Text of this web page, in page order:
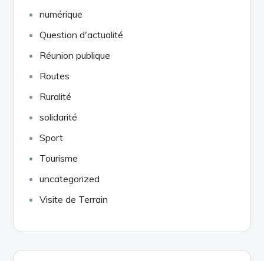
numérique
Question d'actualité
Réunion publique
Routes
Ruralité
solidarité
Sport
Tourisme
uncategorized
Visite de Terrain